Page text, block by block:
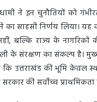
ने इन चुनौतियों को
साहसी निर्णय लिया।
बल्कि राज्य के नागरिकों
के संरक्षण का संकल्प है।
उत्तराखंड की भूमि केवल
की सर्वोच्च प्राथमिकता